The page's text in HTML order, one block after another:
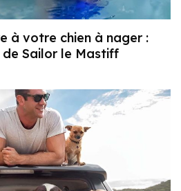
à votre chien à nager :
de Sailor le Mastiff